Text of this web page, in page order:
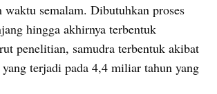
waktu semalam. Dibutuhkan proses
hingga akhirnya terbentuk
penelitian, samudra terbentuk akibat
yang terjadi pada 4,4 miliar tahun yang